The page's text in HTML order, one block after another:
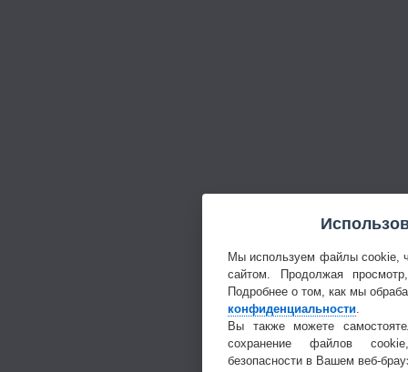
Мы используем файлы cookie,
сайтом. Продолжая
Подробнее о том, как мы
конфиденциальности
Вы также можете
сохранение файлов
безопасности в Вашем веб-